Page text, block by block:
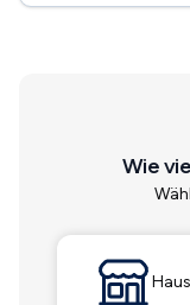
Wie
Haus